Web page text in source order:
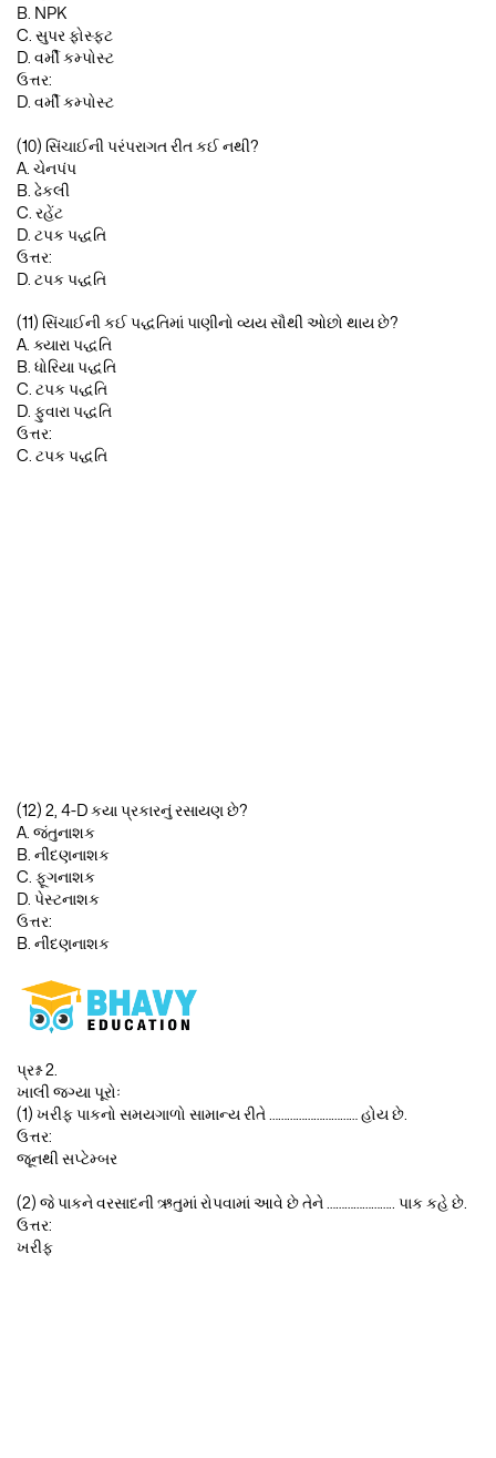
B. NPK
C. સુપર ફોસ્ફટ
D. વર્મી કમ્પોસ્ટ
ઉત્તર:
D. વર્મી કમ્પોસ્ટ
(10) સિંચાઈની પરંપરાગત રીત કઈ નથી?
A. ચેનપંપ
B. ઢેકલી
C. રહેંટ
D. ટપક પદ્ધતિ
ઉત્તર:
D. ટપક પદ્ધતિ
(11) સિંચાઈની કઈ પદ્ધતિમાં પાણીનો વ્યય સૌથી ઓછો થાય છે?
A. ક્યારા પદ્ધતિ
B. ધોરિયા પદ્ધતિ
C. ટપક પદ્ધતિ
D. ફુવારા પદ્ધતિ
ઉત્તર:
C. ટપક પદ્ધતિ
(12) 2, 4-D કયા પ્રકારનું રસાયણ છે?
A. જંતુનાશક
B. નીંદણનાશક
C. ફૂગનાશક
D. પેસ્ટનાશક
ઉત્તર:
B. નીંદણનાશક
પ્રશ્ન 2.
ખાલી જગ્યા પૂરોઃ
(1) ખરીફ પાકનો સમયગાળો સામાન્ય રીતે ………………………… હોય છે.
ઉત્તર:
જૂનથી સપ્ટેમ્બર
(2) જે પાકને વરસાદની ઋતુમાં રોપવામાં આવે છે તેને ………………….. પાક કહે છે.
ઉત્તર:
ખરીફ